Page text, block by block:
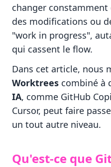
changer
des modifications ou
"work in progress",
qui cassent le flow.
Dans cet article, nous
Worktrees combiné à
IA, comme GitHub
Cursor, peut faire
un tout autre niveau.
Qu'est-ce que